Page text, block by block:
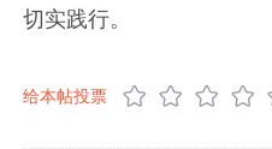
切实践行。
给本帖投票